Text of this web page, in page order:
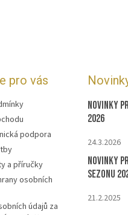
pro vás
podpora
a příručky
osobních
údajů za
Novinky
2026
24.3.2026
Novinky
sezonu
21.2.2025